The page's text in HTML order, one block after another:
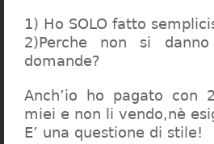
1) Ho SOLO fatto
2)Perche non si
domande?
Anch’io ho pagato con
miei e non li vendo,nè
E’ una questione di stile!